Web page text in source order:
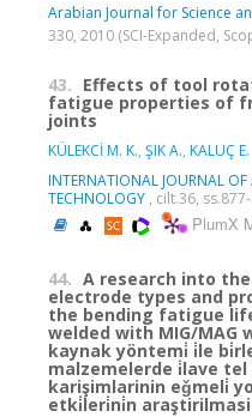
Arabian Journal for Science
330, 2010 (SCI-Expanded,
43. Effects of tool
fatigue properties of
joints
KÜLEKCİ M. K., ŞIK A., KALUÇ E.
INTERNATIONAL JOURNAL
TECHNOLOGY , cilt.36,
PlumX
44. A research into
electrode types and
the bending fatigue
welded with MIG/MAG
kaynak yöntemi̇ i̇le
malzemelerde i̇lave
karişimlarinin eǧmeli̇
etki̇leri̇ni̇n araştirilmasi